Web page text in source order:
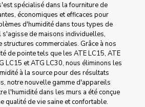
spécialisé dans la fourniture de
économiques et efficaces pour
d'humidité dans tous types de
s'agisse de maisons individuelles,
commerciales. Grâce à nos
de pointe tels que les ATE LC15, ATE
LC15 et ATG LC30, nous éliminons les
à la source pour des résultats
notre nouvelle gamme d'appareils
l'humidité dans les murs a été conçue
qualité de vie saine et confortable.